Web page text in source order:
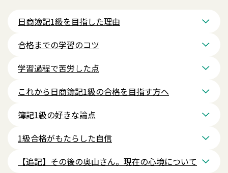
日商簿記1級を目指した理由
合格までの学習のコツ
学習過程で苦労した点
これから日商簿記1級の合格を目指す方へ
簿記1級の好きな論点
1級合格がもたらした自信
【追記】その後の奥山さん。現在の心境について